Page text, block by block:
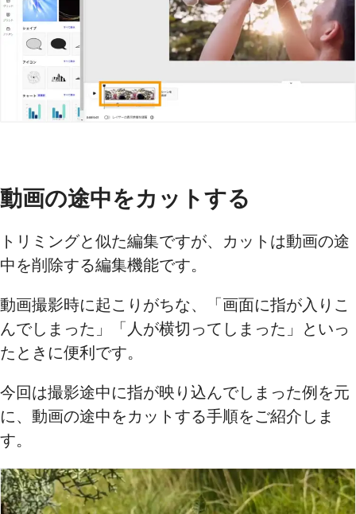
動画の途中をカットする
トリミングと似た編集ですが、カットは動画の途
中を削除する編集機能です。
動画撮影時に起こりがちな、「画面に指が入りこ
んでしまった」「人が横切ってしまった」といっ
たときに便利です。
今回は撮影途中に指が映り込んでしまった例を元
に、動画の途中をカットする手順をご紹介しま
す。